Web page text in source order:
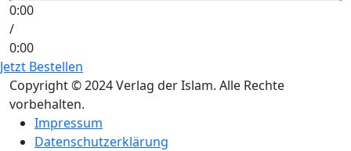
0:00
/
0:00
Jetzt Bestellen
Copyright © 2024 Verlag der Islam. Alle Rechte
vorbehalten.
Impressum
Datenschutzerklärung